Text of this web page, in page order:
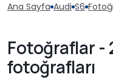
Ana Sayfa Audi S6
Fotoğraflar -
fotoğrafları